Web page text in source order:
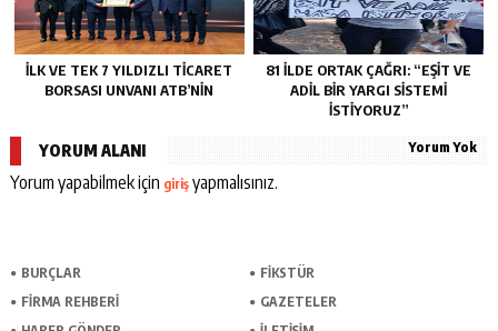
İLK VE TEK 7 YILDIZLI TİCARET
BORSASI UNVANI ATB’NİN
81 İLDE ORTAK ÇAĞRI: “EŞİT VE
ADİL BİR YARGI SİSTEMİ
İSTİYORUZ”
YORUM ALANI Yorum Yok
Yorum yapabilmek için girişyapmalısınız.
BURÇLAR
FİKSTÜR
FİRMA REHBERİ
GAZETELER